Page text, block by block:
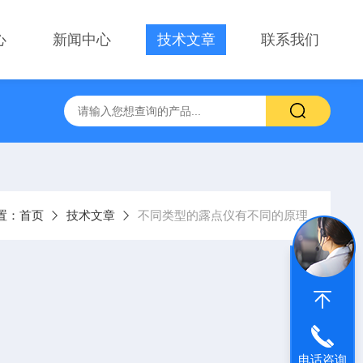
新闻中心 技术文章 联系我们
： 首页 技术文章 不同类型的露点仪有不同的原理
电话咨询